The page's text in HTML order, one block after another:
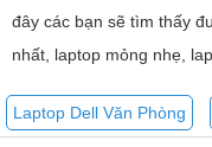
đây các bạn sẽ tìm thấy
nhất, laptop mỏng nhẹ,
Laptop Dell Văn Phòng